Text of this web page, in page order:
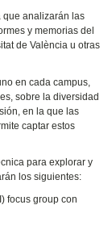
que analizarán las
y memorias del
de València u otras
en cada campus,
sobre la diversidad
en la que las
captar estos
para explorar y
los siguientes:
focus group con